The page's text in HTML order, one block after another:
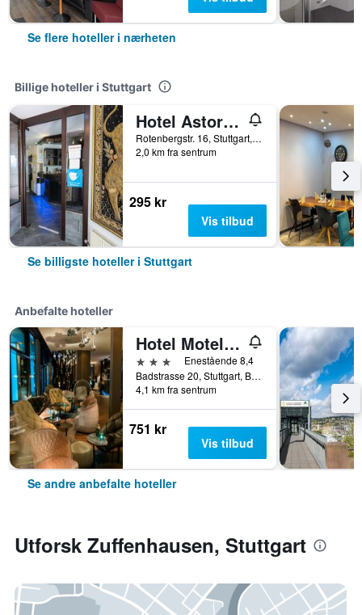
Se flere hoteller i nærheten
Billige hoteller i Stuttgart
Hotel Astoria am Urachplatz
Rotenbergstr. 16, Stuttgart, Baden-Wurttemberg, Tyskland
2,0 km fra sentrum
295 kr
Vis tilbud
Se billigste hoteller i Stuttgart
Anbefalte hoteller
Hotel Motel One Stuttgart Bad Cannstatt
3 stjernerEnestående 8,4
Badstrasse 20, Stuttgart, Baden-Wurttemberg, Tyskland
4,1 km fra sentrum
751 kr
Vis tilbud
Se andre anbefalte hoteller
Utforsk Zuffenhausen, Stuttgart